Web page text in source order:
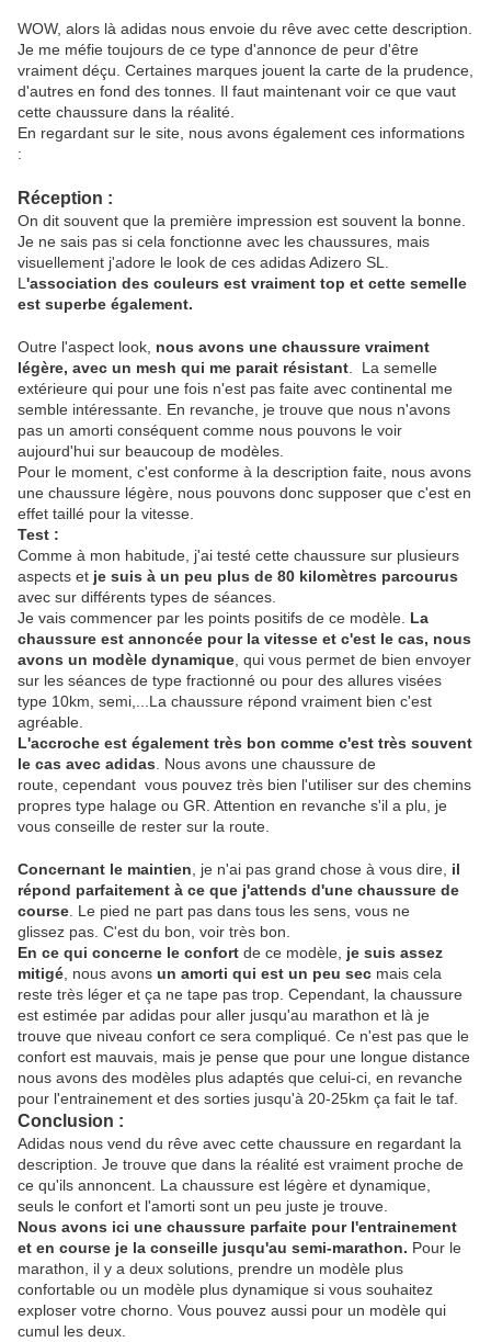
WOW, alors là adidas nous envoie du rêve avec cette description.
Je me méfie toujours de ce type d'annonce de peur d'être
vraiment déçu. Certaines marques jouent la carte de la prudence,
d'autres en fond des tonnes. Il faut maintenant voir ce que vaut
cette chaussure dans la réalité.
En regardant sur le site, nous avons également ces informations
:
Réception :
On dit souvent que la première impression est souvent la bonne.
Je ne sais pas si cela fonctionne avec les chaussures, mais
visuellement j'adore le look de ces adidas Adizero SL.
L 'association des couleurs est vraiment top et cette semelle
est superbe également.
Outre l'aspect look, nous avons une chaussure vraiment
légère, avec un mesh qui me parait résistant . La semelle
extérieure qui pour une fois n'est pas faite avec continental me
semble intéressante. En revanche, je trouve que nous n'avons
pas un amorti conséquent comme nous pouvons le voir
aujourd'hui sur beaucoup de modèles.
Pour le moment, c'est conforme à la description faite, nous avons
une chaussure légère, nous pouvons donc supposer que c'est en
effet taillé pour la vitesse.
Test :
Comme à mon habitude, j'ai testé cette chaussure sur plusieurs
aspects et je suis à un peu plus de 80 kilomètres parcourus
avec sur différents types de séances.
Je vais commencer par les points positifs de ce modèle. La
chaussure est annoncée pour la vitesse et c'est le cas, nous
avons un modèle dynamique , qui vous permet de bien envoyer
sur les séances de type fractionné ou pour des allures visées
type 10km, semi,...La chaussure répond vraiment bien c'est
agréable.
L'accroche est également très bon comme c'est très souvent
le cas avec adidas . Nous avons une chaussure de
route, cependant vous pouvez très bien l'utiliser sur des chemins
propres type halage ou GR. Attention en revanche s'il a plu, je
vous conseille de rester sur la route.
Concernant le maintien , je n'ai pas grand chose à vous dire, il
répond parfaitement à ce que j'attends d'une chaussure de
course . Le pied ne part pas dans tous les sens, vous ne
glissez pas. C'est du bon, voir très bon.
En ce qui concerne le confort de ce modèle, je suis assez
mitigé , nous avons un amorti qui est un peu sec mais cela
reste très léger et ça ne tape pas trop. Cependant, la chaussure
est estimée par adidas pour aller jusqu'au marathon et là je
trouve que niveau confort ce sera compliqué. Ce n'est pas que le
confort est mauvais, mais je pense que pour une longue distance
nous avons des modèles plus adaptés que celui-ci, en revanche
pour l'entrainement et des sorties jusqu'à 20-25km ça fait le taf.
Conclusion :
Adidas nous vend du rêve avec cette chaussure en regardant la
description. Je trouve que dans la réalité est vraiment proche de
ce qu'ils annoncent. La chaussure est légère et dynamique,
seuls le confort et l'amorti sont un peu juste je trouve.
Nous avons ici une chaussure parfaite pour l'entrainement
et en course je la conseille jusqu'au semi-marathon. Pour le
marathon, il y a deux solutions, prendre un modèle plus
confortable ou un modèle plus dynamique si vous souhaitez
exploser votre chorno. Vous pouvez aussi pour un modèle qui
cumul les deux.